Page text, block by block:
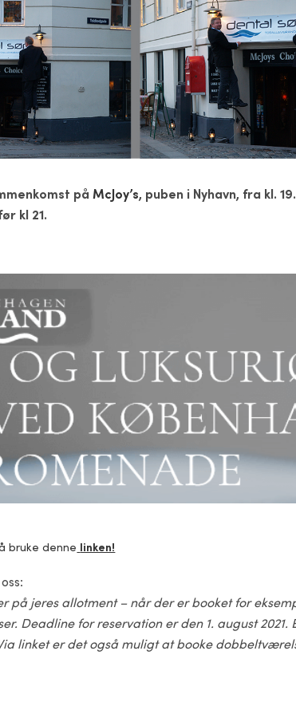
påMcJoy’s, puben i Nyhavn, fra kl. 19.
kl 21.
bruke denne linken!
på jeres allotment – når der er booket for
for reservation er den 1. august 2021.
linket er det også muligt at booke